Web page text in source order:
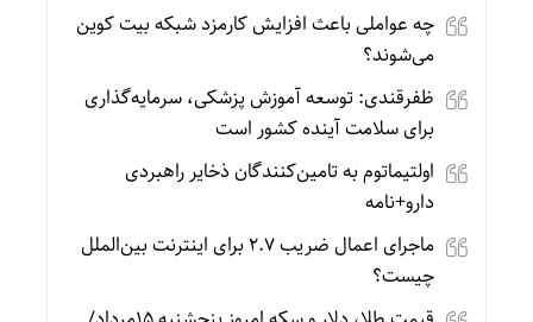
چه عواملی باعث افزایش کارمزد شبکه بیت کوین
می‌شوند؟
ظفرقندی: توسعه آموزش پزشکی، سرمایه‌گذاری
برای سلامت آینده کشور است
اولتیماتوم به تامین‌کنندگان ذخایر راهبردی
دارو+نامه
ماجرای اعمال ضریب ۲.۷ برای اینترنت بین‌الملل
چیست؟